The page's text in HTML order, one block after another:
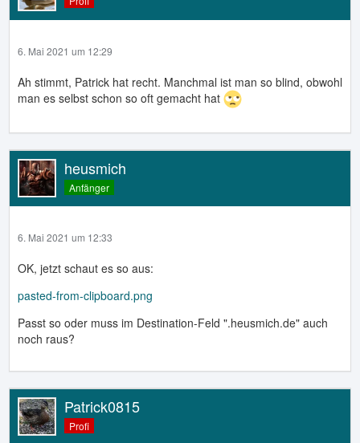
6. Mai 2021 um 12:29
Ah stimmt, Patrick hat recht. Manchmal ist man so blind, obwohl
man es selbst schon so oft gemacht hat
heusmich
Anfänger
6. Mai 2021 um 12:33
OK, jetzt schaut es so aus:
pasted-from-clipboard.png
Passt so oder muss im Destination-Feld ".heusmich.de" auch
noch raus?
Patrick0815
Profi